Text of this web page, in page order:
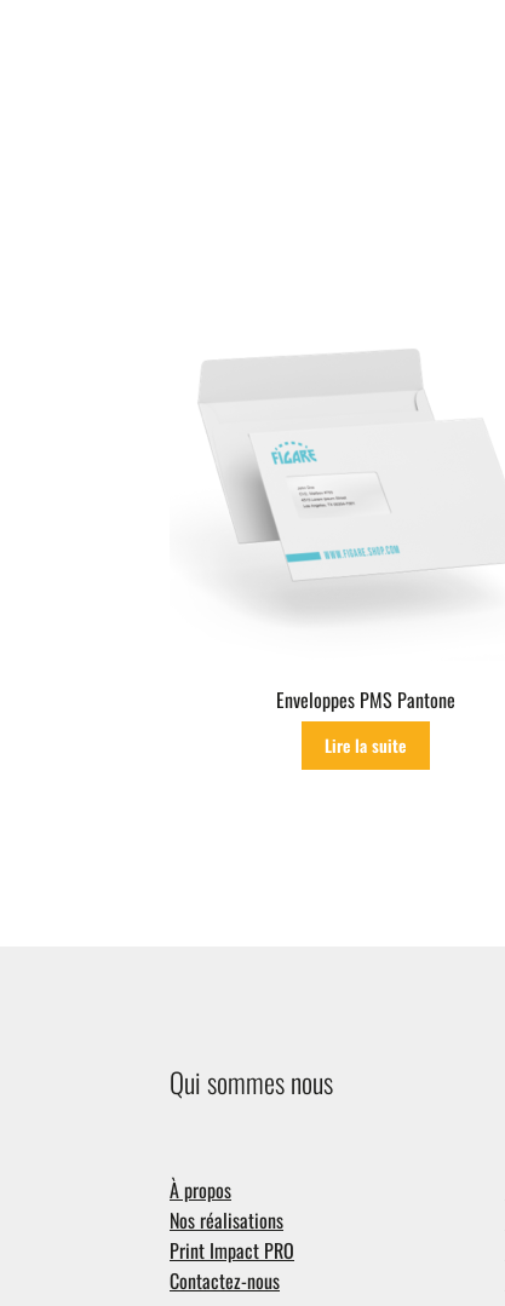
Enveloppes PMS Pantone
Lire la suite
Qui sommes nous
À propos
Nos réalisations
Print Impact PRO
Contactez-nous